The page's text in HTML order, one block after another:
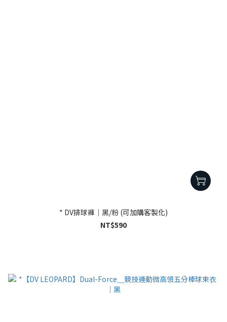
* DV排球褲｜黑/粉 (可加購客製化)
NT$590